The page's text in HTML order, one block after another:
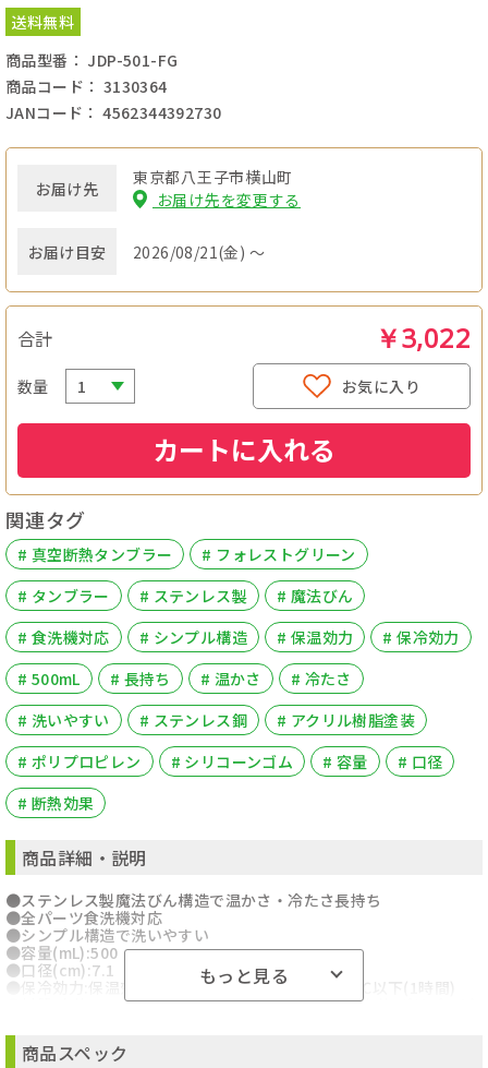
送料無料
商品型番： JDP-501-FG
商品コード： 3130364
JANコード： 4562344392730
お届け先
東京都八王子市横山町
お届け先を変更する
お届け目安 2026/08/21(金) ～
合計 ￥3,022
数量 お気に入り
カートに入れる
関連タグ
# 真空断熱タンブラー
# フォレストグリーン
# タンブラー
# ステンレス製
# 魔法びん
# 食洗機対応
# シンプル構造 # 保温効力
# 保冷効力
# 500mL
# 長持ち # 温かさ
# 冷たさ
# 洗いやすい
# ステンレス鋼
# アクリル樹脂塗装
# ポリプロピレン
# シリコーンゴム # 容量
# 口径
# 断熱効果
商品詳細・説明
●ステンレス製魔法びん構造で温かさ・冷たさ長持ち
●全パーツ食洗機対応
●シンプル構造で洗いやすい
●容量(mL):500
●口径(cm):7.1
●保冷効力:保温効力:76℃以上(1時間)/保冷効力:7℃以下(1時間)
●材質:本体:ステンレス鋼(アクリル樹脂塗装)/フタ本体:ポリプロピ
●沖縄・離島への配送料金は別途見積もり（配送不可の場合も有）
となりますのでご了承ください。
もっと見る
商品スペック